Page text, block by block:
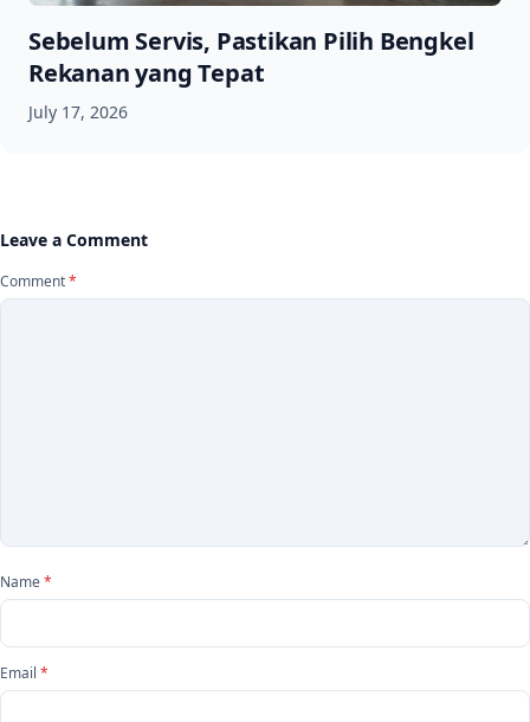
Sebelum Servis, Pastikan Pilih Bengkel
Rekanan yang Tepat
July 17, 2026
Leave a Comment
Comment*
Name*
Email *